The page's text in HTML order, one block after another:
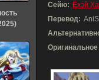
Сейю: Ёхэй
Перевод:
Оригинальное